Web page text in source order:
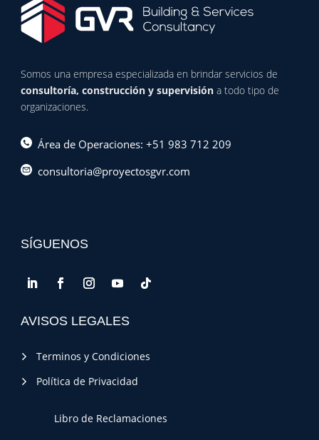
Somos una empresa especializada en brindar servicios de
consultoría, construcción y supervisión a todo tipo de
organizaciones.
Área de Operaciones: +51 983 712 209
consultoria@proyectosgvr.com
SÍGUENOS
AVISOS LEGALES
Terminos y Condiciones
Política de Privacidad
Libro de Reclamaciones